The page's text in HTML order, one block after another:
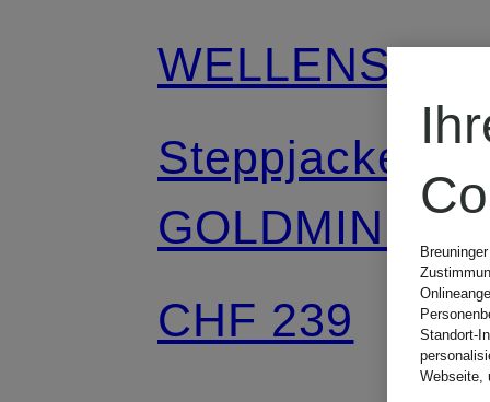
Steppjacke
GOLDMINE
MEDIUM mit
abnehmbarer
CHF 239
Standort-
Webseite,